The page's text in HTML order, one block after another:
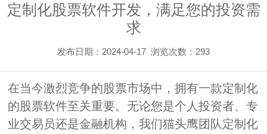
定制化股票软件开发，满足您的投资需
求
发布日期：2024-04-17 浏览次数： 293
在当今激烈竞争的股票市场中，拥有一款定制化
的股票软件至关重要。无论您是个人投资者、专
业交易员还是金融机构，我们猫头鹰团队定制化